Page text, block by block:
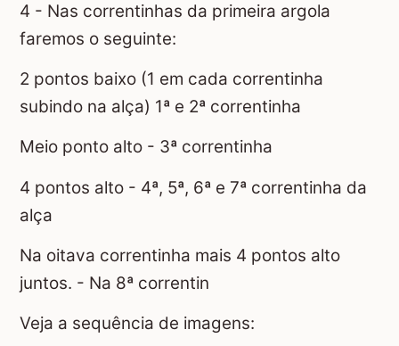
4 - Nas correntinhas da primeira argola
faremos o seguinte:
2 pontos baixo (1 em cada correntinha
subindo na alça) 1ª e 2ª correntinha
Meio ponto alto - 3ª correntinha
4 pontos alto - 4ª, 5ª, 6ª e 7ª correntinha da
alça
Na oitava correntinha mais 4 pontos alto
juntos. - Na 8ª correntin
Veja a sequência de imagens: